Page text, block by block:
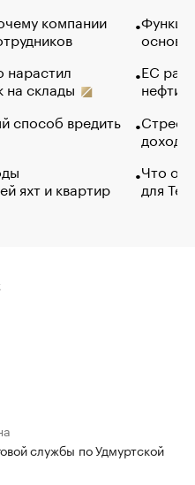
компании
нарастил
на склады
способ вредить
яхт и квартир
основ
ЕС
нефти
Что
для
службы по Удмуртской